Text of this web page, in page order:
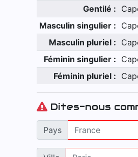
Gentilé :
Masculin singulier :
Masculin pluriel :
Féminin singulier :
Féminin pluriel :
Dites-nous
Pays